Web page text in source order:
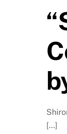
[…]